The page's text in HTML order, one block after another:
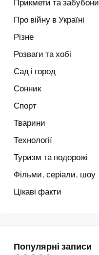
Прикмети та забубони
Про війну в Україні
Різне
Розваги та хобі
Сад і город
Сонник
Спорт
Тварини
Технології
Туризм та подорожі
Фільми, серіали, шоу
Цікаві факти
Популярні записи